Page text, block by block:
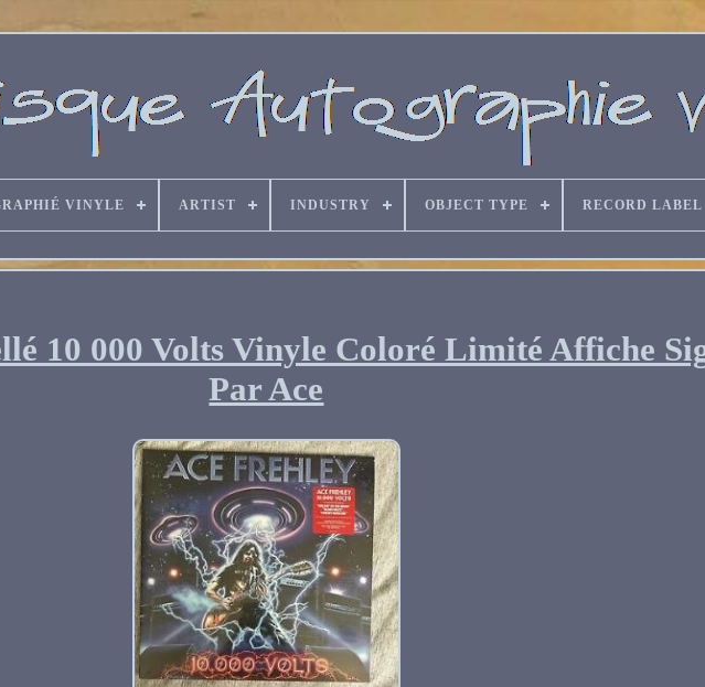
VINYLE ARTIST INDUSTRY OBJECT TYPE RECORD LABEL
10 000 Volts Vinyle Coloré Limité Affiche
Par Ace